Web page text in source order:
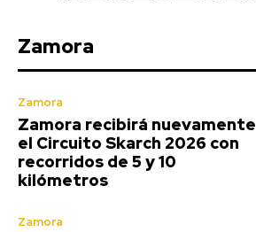
Zamora
Zamora
Zamora recibirá nuevamente
el Circuito Skarch 2026 con
recorridos de 5 y 10
kilómetros
Zamora